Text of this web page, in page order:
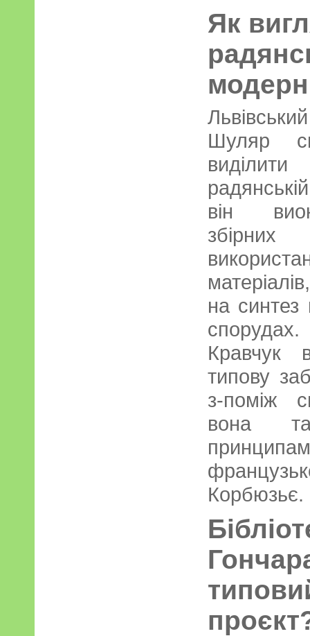
Як
Шуляр
він
збірних
на синтез
Кравчук
типову
з-поміж
вона
Корбюзьє.